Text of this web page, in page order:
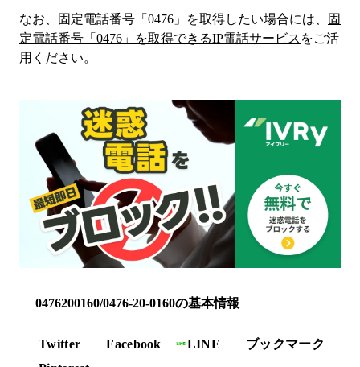
なお、固定電話番号「 0476 」を取得したい場合には、
固
定電話番号「 0476 」を取得できるIP電話サービス をご活
用ください。
0476200160/0476-20-0160の基本情報
Twitter Facebook LINE
ブックマーク